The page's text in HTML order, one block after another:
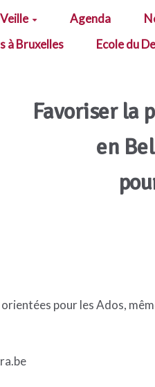
Agenda
à Bruxelles
Ecole du
Favoriser la
en
pour les Ados,